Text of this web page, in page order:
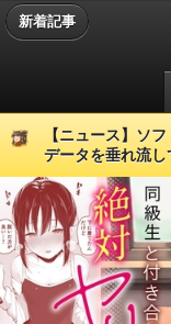
新着記事
【ニュース】ソ
データを垂れ流し